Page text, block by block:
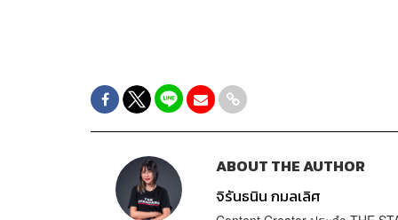
ABOUT THE AUTHOR
จิรันธนิน กมลเลิศ